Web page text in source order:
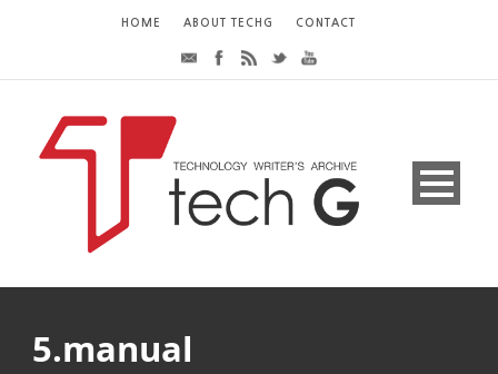
HOME ABOUT TECHG CONTACT
5.manual